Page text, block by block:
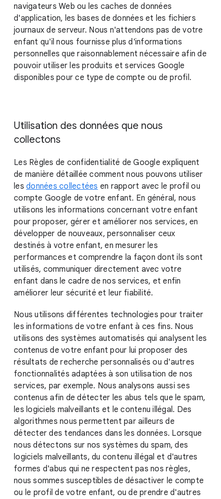
navigateurs Web ou les caches de données
d'application, les bases de données et les fichiers
journaux de serveur. Nous n'attendons pas de votre
enfant qu'il nous fournisse plus d'informations
personnelles que raisonnablement nécessaire afin de
pouvoir utiliser les produits et services Google
disponibles pour ce type de compte ou de profil.
Utilisation des données que nous
collectons
Les Règles de confidentialité de Google expliquent
de manière détaillée comment nous pouvons utiliser
les données collectées en rapport avec le profil ou
compte Google de votre enfant. En général, nous
utilisons les informations concernant votre enfant
pour proposer, gérer et améliorer nos services, en
développer de nouveaux, personnaliser ceux
destinés à votre enfant, en mesurer les
performances et comprendre la façon dont ils sont
utilisés, communiquer directement avec votre
enfant dans le cadre de nos services, et enfin
améliorer leur sécurité et leur fiabilité.
Nous utilisons différentes technologies pour traiter
les informations de votre enfant à ces fins. Nous
utilisons des systèmes automatisés qui analysent les
contenus de votre enfant pour lui proposer des
résultats de recherche personnalisés ou d'autres
fonctionnalités adaptées à son utilisation de nos
services, par exemple. Nous analysons aussi ses
contenus afin de détecter les abus tels que le spam,
les logiciels malveillants et le contenu illégal. Des
algorithmes nous permettent par ailleurs de
détecter des tendances dans les données. Lorsque
nous détectons sur nos systèmes du spam, des
logiciels malveillants, du contenu illégal et d'autres
formes d'abus qui ne respectent pas nos règles,
nous sommes susceptibles de désactiver le compte
ou le profil de votre enfant, ou de prendre d'autres